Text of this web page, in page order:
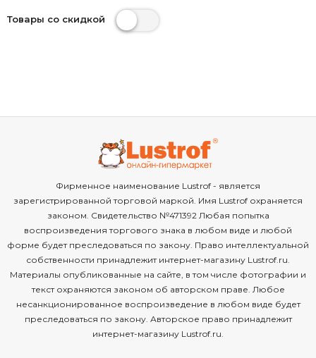
Товары со скидкой
Фирменное наименование Lustrof - является
зарегистрированной торговой маркой. Имя Lustrof охраняется
законом. Свидетельство №471392 Любая попытка
воспроизведения торгового знака в любом виде и любой
форме будет преследоваться по закону. Право интеллектуальной
собственности принадлежит интернет-магазину Lustrof.ru.
Материалы опубликованные на сайте, в том числе фотографии и
текст охраняются законом об авторском праве. Любое
несанкционированное воспроизведение в любом виде будет
преследоваться по закону. Авторское право принадлежит
интернет-магазину Lustrof.ru.